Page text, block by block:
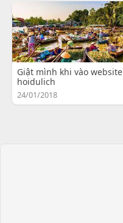
Giật mình khi vào website
hoidulich
24/01/2018